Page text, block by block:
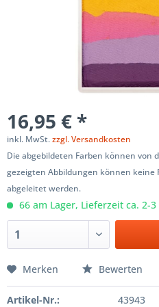
16,95 € *
inkl. MwSt.zzgl. Versandkosten
Die abgebildeten Farben können von
gezeigten Abbildungen können keine
abgeleitet werden.
66 am Lager, Lieferzeit ca. 2-3
Merken Bewerten
Artikel-Nr.:
43943